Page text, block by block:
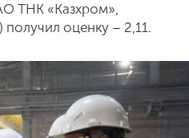
ТНК «Казхром»,
получил оценку – 2,11.